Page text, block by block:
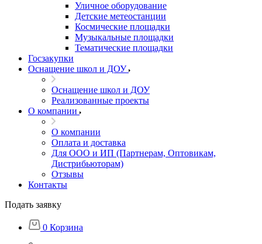
Уличное оборудование
Детские метеостанции
Космические площадки
Музыкальные площадки
Тематические площадки
Госзакупки
Оснащение школ и ДОУ
Оснащение школ и ДОУ
Реализованные проекты
О компании
О компании
Оплата и доставка
Для ООО и ИП (Партнерам, Оптовикам,
Дистрибьюторам)
Отзывы
Контакты
Подать заявку
0 Корзина